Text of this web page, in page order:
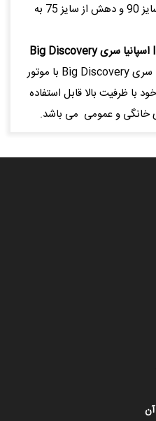
کانکش های مکش پمپ با سایز 90 و دهش از سایز 75 به
پمپ تصفیه استخری IML اسپانیا سری Big Discovery با موتور
با ظرفیت بالا قابل استفاده
خانگی و عمومی می باشد.